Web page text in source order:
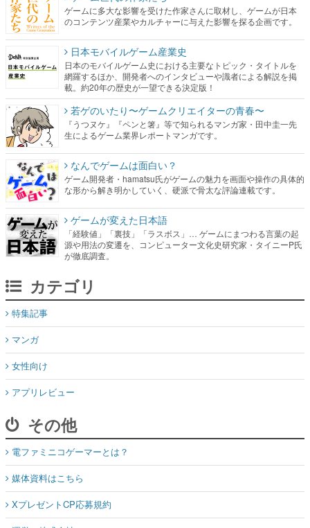
日本のモバイルゲーム史における主要なトピック・タイトルを
網羅するほか、開発者へのインタビューや識者による解説を掲
若ゲのいたり〜ゲームクリエイターの青春〜
『うつヌケ』『ペンと箸』等で知られるマンガ家・田中圭一先
生によるゲーム業界レポートマンガです。
なんでゲームは面白い？
ゲーム開発者・hamatsu氏がゲームの魅力を画面や操作の具体的
な形から解き明かしていく、硬派で骨太な評論連載です。
ゲームが変えた日本語
「経験値」「裏技」「ラスボス」… ゲームにまつわる言葉の起
源や用法の変遷を、コンピューター文化史研究家・タイニーP氏
カテゴリ
マンガ
女性向け
アプリレビュー
その他
電ファミニコゲーマーとは？
媒体資料はこちら
XプレゼントCP応募規約
運営：株式会社マレ